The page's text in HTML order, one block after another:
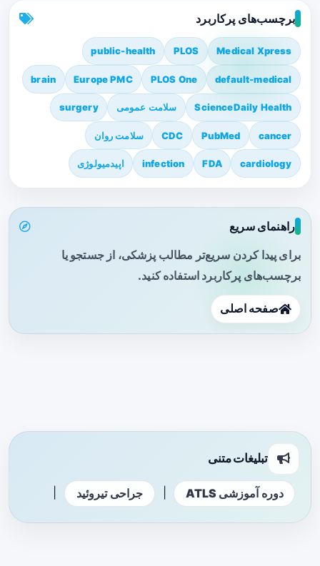
برچسب‌های پرکاربرد
Medical Xpress
PLOS
public-health
default-medical
PLOS One
Europe PMC
brain
ScienceDaily Health سلامت عمومی surgery
cancer
PubMed
CDC سلامت روان
cardiology
FDA
infection اپیدمیولوژی
راهنمای سریع
برای پیدا کردن سریع‌تر مطالب پزشکی، از جستجو یا
برچسب‌های پرکاربرد استفاده کنید.
صفحه اصلی
تبلیغات متنی
دوره آموزشی ATLS جراحی تیروئید